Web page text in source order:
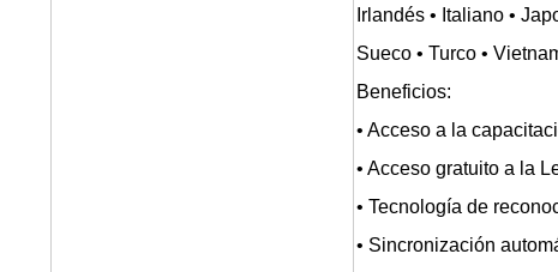
Irlandés • Italiano •
Sueco • Turco •
Beneficios:
• Acceso a la
• Acceso gratuito a la
• Tecnología de
• Sincronización